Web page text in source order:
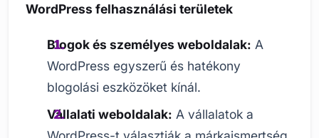
WordPress felhasználási területek
Blogok és személyes weboldalak: A
WordPress egyszerű és hatékony
blogolási eszközöket kínál.
Vállalati weboldalak: A vállalatok a